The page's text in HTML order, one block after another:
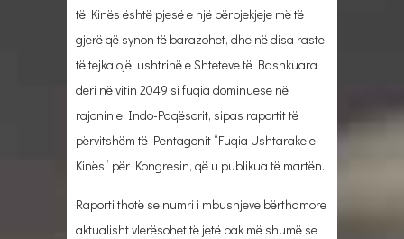
të Kinës është pjesë e një përpjekjeje më të
gjerë që synon të barazohet, dhe në disa raste
të tejkalojë, ushtrinë e Shteteve të Bashkuara
deri në vitin 2049 si fuqia dominuese në
rajonin e Indo-Paqësorit, sipas raportit të
përvitshëm të Pentagonit “Fuqia Ushtarake e
Kinës” për Kongresin, që u publikua të martën.
Raporti thotë se numri i mbushjeve bërthamore
aktualisht vlerësohet të jetë pak më shumë se